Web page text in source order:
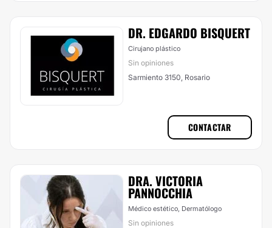
DR. EDGARDO BISQUERT
Cirujano plástico
Sin opiniones
Sarmiento 3150, Rosario
CONTACTAR
DRA. VICTORIA
PANNOCCHIA
Médico estético, Dermatólogo
Sin opiniones